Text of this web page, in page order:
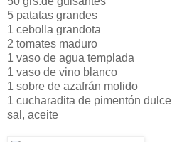
5 patatas grandes
1 cebolla grandota
2 tomates maduro
1 vaso de agua templada
1 vaso de vino blanco
1 sobre de azafrán molido
1 cucharadita de pimentón dulce
sal, aceite